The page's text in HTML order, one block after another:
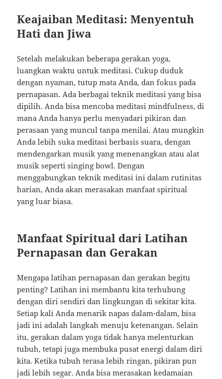
Keajaiban Meditasi: Menyentuh
Hati dan Jiwa
Setelah melakukan beberapa gerakan yoga,
luangkan waktu untuk meditasi. Cukup duduk
dengan nyaman, tutup mata Anda, dan fokus pada
pernapasan. Ada berbagai teknik meditasi yang bisa
dipilih. Anda bisa mencoba meditasi mindfulness, di
mana Anda hanya perlu menyadari pikiran dan
perasaan yang muncul tanpa menilai. Atau mungkin
Anda lebih suka meditasi berbasis suara, dengan
mendengarkan musik yang menenangkan atau alat
musik seperti singing bowl. Dengan
menggabungkan teknik meditasi ini dalam rutinitas
harian, Anda akan merasakan manfaat spiritual
yang luar biasa.
Manfaat Spiritual dari Latihan
Pernapasan dan Gerakan
Mengapa latihan pernapasan dan gerakan begitu
penting? Latihan ini membantu kita terhubung
dengan diri sendiri dan lingkungan di sekitar kita.
Setiap kali Anda menarik napas dalam-dalam, bisa
jadi ini adalah langkah menuju ketenangan. Selain
itu, gerakan dalam yoga tidak hanya melenturkan
tubuh, tetapi juga membuka pusat energi dalam diri
kita. Ketika tubuh terasa lebih ringan, pikiran pun
jadi lebih segar. Anda bisa merasakan kedamaian